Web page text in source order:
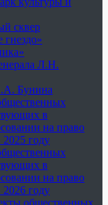
сквер
гнездо»
Л.Н.
Бунина
в
на право
2025 году
в
на право
2026 году
общественных